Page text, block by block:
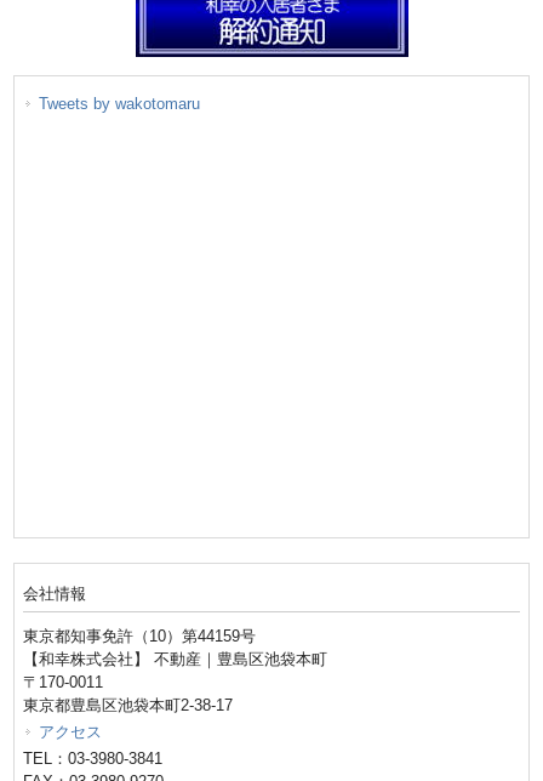
Tweets by wakotomaru
会社情報
東京都知事免許（10）第44159号
【和幸株式会社】 不動産｜豊島区池袋本町
〒170-0011
東京都豊島区池袋本町2-38-17
アクセス
TEL：03-3980-3841